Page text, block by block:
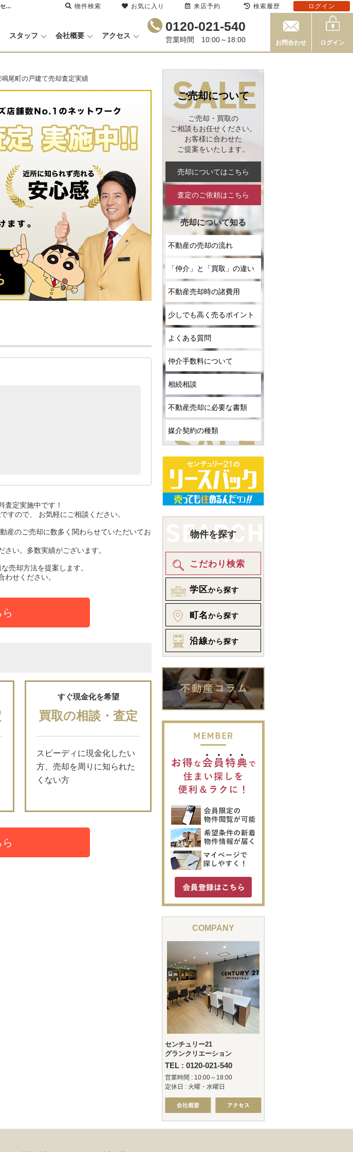
西宮市東鳴尾町 売却・買取査定をしました【不動産売却査定】西宮市東鳴尾町の戸建て | 甲子園の不動産売却・買取・住宅購入はセンチュリー21グランクリエーション
スタッフ 会社概要 アクセス
0120-021-540
営業時間 10:00～18:00 お問合わせ ログイン
尾町の戸建て売却査定実績
査定実施中です！
すので、 お気軽にご相談ください。
産のご売却に数多く関わらせていただいてお
い。多数実績がございます。
売却方法を提案します。
せください。
すぐ現金化を希望
買取の相談・査定
スピーディに現金化したい
方、売却を周りに知られた
くない方
ご売却について
ご売却・買取の
ご相談もお任せください。
お客様に合わせた
ご提案をいたします。
売却についてはこちら
査定のご依頼はこちら
売却について知る
不動産の売却の流れ
「仲介」と「買取」の違い
不動産売却時の諸費用
少しでも高く売るポイント
よくある質問
仲介手数料について
相続相談
不動産売却に必要な書類
媒介契約の種類
物件を探す
こだわり検索
学区から探す
町名から探す
沿線から探す
COMPANY
センチュリー21
グランクリエーション
TEL : 0120-021-540
営業時間 : 10:00～18:00
定休日 : 火曜・水曜日
物件検索 お気に入り 来店予約 検索履歴 ログイン